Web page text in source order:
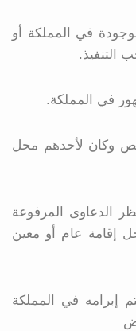
في المملكة أو
التنفيذ.
في المملكة.
وكان لأحدهم محل
بنظر الدعاوى المرفوعة
إقامة عام أو معين
إبرامه في المملكة